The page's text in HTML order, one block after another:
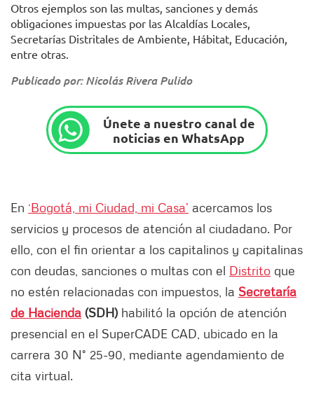
Otros ejemplos son las multas, sanciones y demás
obligaciones impuestas por las Alcaldías Locales,
Secretarías Distritales de Ambiente, Hábitat, Educación,
entre otras.
Publicado por: Nicolás Rivera Pulido
Únete a nuestro canal de
noticias en WhatsApp
En ‘Bogotá, mi Ciudad, mi Casa’ acercamos los
servicios y procesos de atención al ciudadano. Por
ello, con el fin orientar a los capitalinos y capitalinas
con deudas, sanciones o multas con el Distrito que
no estén relacionadas con impuestos, la Secretaría
de Hacienda (SDH) habilitó la opción de atención
presencial en el SuperCADE CAD, ubicado en la
carrera 30 N° 25-90, mediante agendamiento de
cita virtual.